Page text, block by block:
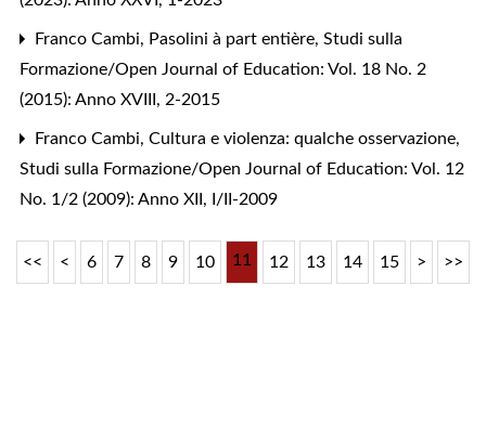
Franco Cambi, Pasolini à part entière, Studi sulla
Formazione/Open Journal of Education: Vol. 18 No. 2
(2015): Anno XVIII, 2-2015
Franco Cambi, Cultura e violenza: qualche osservazione,
Studi sulla Formazione/Open Journal of Education: Vol. 12
No. 1/2 (2009): Anno XII, I/II-2009
<< < 6 7 8 9 10 11 12 13 14 15 > >>